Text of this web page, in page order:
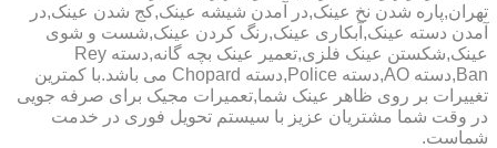
تهران,پاره شدن نخ عینک,در آمدن شیشه عینک,کج شدن عینک,در
آمدن دسته عینک,آبکاری عینک,رنگ کردن عینک,شست و شوی
عینک,شکستن عینک فلزی,تعمیر عینک بچه گانه,دسته Rey
Ban,دسته AO,دسته Police,دسته Chopard می باشد.با کمترین
تغییرات بر روی ظاهر عینک شما,تعمیرات مجیک برای صرفه جویی
در وقت شما مشتریان عزیز با سیستم تحویل فوری در خدمت
شماست.